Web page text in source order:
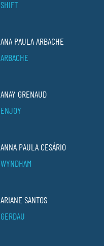
SHIFT
ANA PAULA ARBACHE
ARBACHE
ANAY GRENAUD
ENJOY
ANNA PAULA CESÁRIO
WYNDHAM
ARIANE SANTOS
GERDAU